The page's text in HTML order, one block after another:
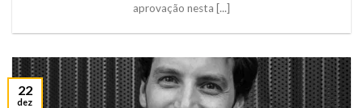
aprovação nesta [...]
22
dez